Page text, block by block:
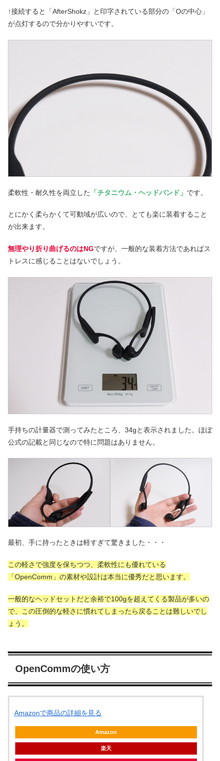
↑接続すると「AfterShokz」と印字されている部分の「Oの中心」
が点灯するので分かりやすいです。
柔軟性・耐久性を両立した 「チタニウム・ヘッドバンド」 です。
とにかく柔らかくて可動域が広いので、とても楽に装着すること
が出来ます。
無理やり折り曲げるのはNGですが、一般的な装着方法であればス
トレスに感じることはないでしょう。
手持ちの計量器で測ってみたところ、34gと表示されました。ほぼ
公式の記載と同じなので特に問題はありません。
最初、手に持ったときは軽すぎて驚きました・・・
この軽さで強度を保ちつつ、柔軟性にも優れている
「OpenComm」の素材や設計は本当に優秀だと思います。
一般的なヘッドセットだと余裕で100gを超えてくる製品が多いの
で、この圧倒的な軽さに慣れてしまったら戻ることは難しいでし
ょう。
OpenCommの使い方
Amazonで商品の詳細を見る
Amazon
楽天